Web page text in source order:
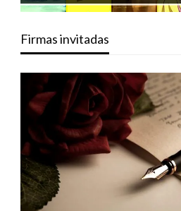
Firmas invitadas